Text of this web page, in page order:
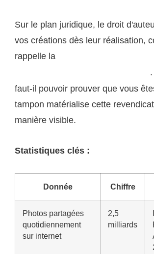
Sur le plan juridique, le droit
vos créations dès leur réalisation,
rappelle la
faut-il pouvoir prouver que vous
tampon matérialise cette
manière visible.
Statistiques clés :
Donnée Chiffre
Photos partagées
quotidiennement
sur internet
2,5
milliards